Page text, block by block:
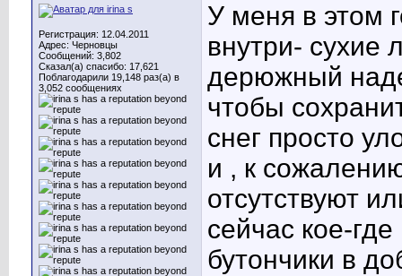
Регистрация: 12.04.2011
Адрес: Черновцы
Сообщений: 3,802
Сказал(а) спасибо: 17,621
Поблагодарили 19,148 раз(а) в
3,052 сообщениях
У меня в этом
внутри- сухие
дерюжный
чтобы
снег просто
и , к
отсутствуют
сейчас кое-
бутончики в